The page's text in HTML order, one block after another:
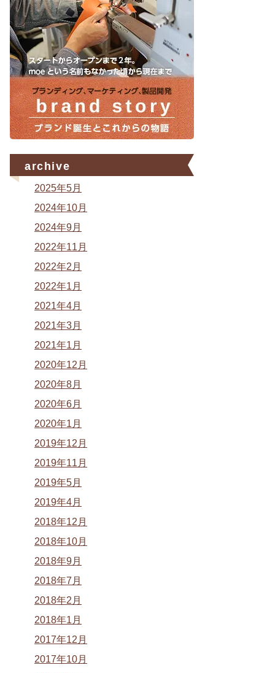
archive
2025年5月
2024年10月
2024年9月
2022年11月
2022年2月
2022年1月
2021年4月
2021年3月
2021年1月
2020年12月
2020年8月
2020年6月
2020年1月
2019年12月
2019年11月
2019年5月
2019年4月
2018年12月
2018年10月
2018年9月
2018年7月
2018年2月
2018年1月
2017年12月
2017年10月